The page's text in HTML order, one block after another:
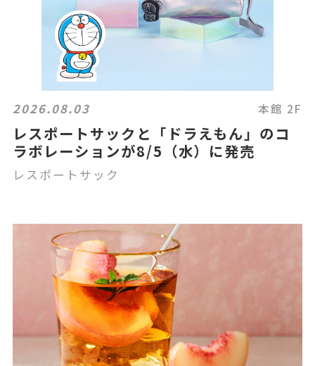
2026.08.03 本館 2F
レスポートサックと「ドラえもん」のコ
ラボレーションが8/5（水）に発売
レスポートサック